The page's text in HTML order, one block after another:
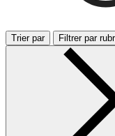
Trier par Filtrer par